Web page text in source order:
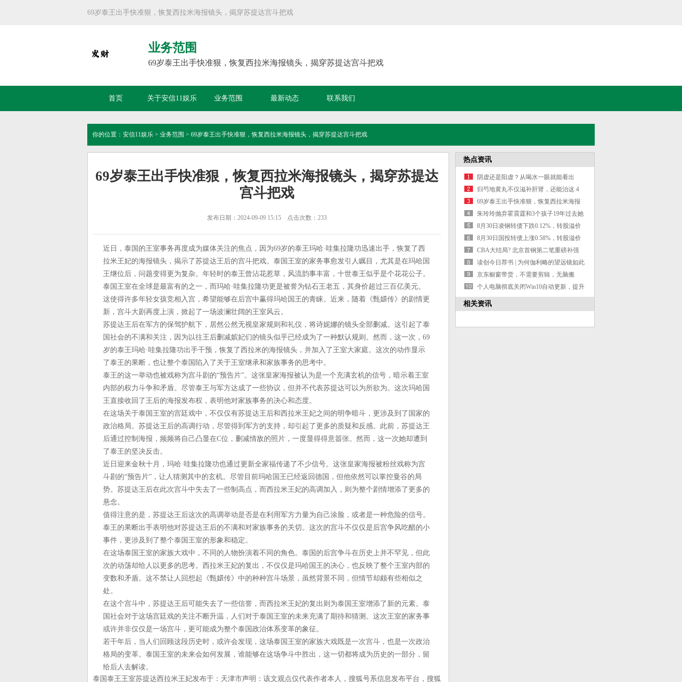
69岁泰王出手快准狠，恢复西拉米海报镜头，揭穿苏提达宫斗把戏
业务范围
69岁泰王出手快准狠，恢复西拉米海报镜头，揭穿苏提达宫斗把戏
首页 关于安信11娱乐 业务范围 最新动态 联系我们
你的位置： 安信11娱乐 > 业务范围 > 69岁泰王出手快准狠，恢复西拉米海报镜头，揭穿苏提达宫斗把戏
69岁泰王出手快准狠，恢复西拉米海报镜头，揭穿苏提达
宫斗把戏
发布日期：2024-09-09 15:15 点击次数：233
近日，泰国的王室事务再度成为媒体关注的焦点，因为69岁的泰王玛哈·哇集拉隆功迅速出手，恢复了西
拉米王妃的海报镜头，揭示了苏提达王后的宫斗把戏。泰国王室的家务事愈发引人瞩目，尤其是在玛哈国
王继位后，问题变得更为复杂。年轻时的泰王曾沾花惹草，风流韵事丰富，十世泰王似乎是个花花公子。
泰国王室在全球是最富有的之一，而玛哈·哇集拉隆功更是被誉为钻石王老五，其身价超过三百亿美元。
这使得许多年轻女孩竞相入宫，希望能够在后宫中赢得玛哈国王的青睐。近来，随着《甄嬛传》的剧情更
新，宫斗大剧再度上演，掀起了一场波澜壮阔的王室风云。
苏提达王后在军方的保驾护航下，居然公然无视皇家规则和礼仪，将诗妮娜的镜头全部删减。这引起了泰
国社会的不满和关注，因为以往王后删减嫔妃们的镜头似乎已经成为了一种默认规则。然而，这一次，69
岁的泰王玛哈·哇集拉隆功出手干预，恢复了西拉米的海报镜头，并加入了王室大家庭。这次的动作显示
了泰王的果断，也让整个泰国陷入了关于王室继承和家族事务的思考中。
泰王的这一举动也被戏称为宫斗剧的“预告片”。这张皇家海报被认为是一个充满玄机的信号，暗示着王室
内部的权力斗争和矛盾。尽管泰王与军方达成了一些协议，但并不代表苏提达可以为所欲为。这次玛哈国
王直接收回了王后的海报发布权，表明他对家族事务的决心和态度。
在这场关于泰国王室的宫廷戏中，不仅仅有苏提达王后和西拉米王妃之间的明争暗斗，更涉及到了国家的
政治格局。苏提达王后的高调行动，尽管得到军方的支持，却引起了更多的质疑和反感。此前，苏提达王
后通过控制海报，频频将自己凸显在C位，删减情敌的照片，一度显得得意嚣张。然而，这一次她却遭到
了泰王的坚决反击。
近日迎来金秋十月，玛哈·哇集拉隆功也通过更新全家福传递了不少信号。这张皇家海报被粉丝戏称为宫
斗剧的“预告片”，让人猜测其中的玄机。尽管目前玛哈国王已经返回德国，但他依然可以掌控曼谷的局
势。苏提达王后在此次宫斗中失去了一些制高点，而西拉米王妃的高调加入，则为整个剧情增添了更多的
悬念。
值得注意的是，苏提达王后这次的高调举动是否是在利用军方力量为自己涂脸，或者是一种危险的信号。
泰王的果断出手表明他对苏提达王后的不满和对家族事务的关切。这次的宫斗不仅仅是后宫争风吃醋的小
事件，更涉及到了整个泰国王室的形象和稳定。
在这场泰国王室的家族大戏中，不同的人物扮演着不同的角色。泰国的后宫争斗在历史上并不罕见，但此
次的动荡却给人以更多的思考。西拉米王妃的复出，不仅仅是玛哈国王的决心，也反映了整个王室内部的
变数和矛盾。这不禁让人回想起《甄嬛传》中的种种宫斗场景，虽然背景不同，但情节却颇有些相似之
处。
在这个宫斗中，苏提达王后可能失去了一些信誉，而西拉米王妃的复出则为泰国王室增添了新的元素。泰
国社会对于这场宫廷戏的关注不断升温，人们对于泰国王室的未来充满了期待和猜测。这次王室的家务事
或许并非仅仅是一场宫斗，更可能成为整个泰国政治体系变革的象征。
若干年后，当人们回顾这段历史时，或许会发现，这场泰国王室的家族大戏既是一次宫斗，也是一次政治
格局的变革。泰国王室的未来会如何发展，谁能够在这场争斗中胜出，这一切都将成为历史的一部分，留
给后人去解读。
泰国泰王王室苏提达西拉米王妃发布于：天津市声明：该文观点仅代表作者本人，搜狐号系信息发布平台，搜狐
热点资讯
阴虚还是阳虚？从喝水一眼就能看出
来，中医...
归芍地黄丸不仅滋补肝肾，还能治这 4
种病 1. 归芍地黄丸很多
69岁泰王出手快准狠，恢复西拉米海报
镜头，揭穿苏提达宫斗把戏
朱玲玲抛弃霍震霆和3个孩子19年过去她
迎来了自己的结局
8月30日凌钢转债下跌0.12%，转股溢价
率90.78%
8月30日国投转债上涨0.58%，转股溢价
率74.4%
CBA大结局? 北京首钢第二笔重磅补强
引进国手级别后卫全力争冠
读创今日荐书 | 为何伽利略的望远镜如此
重要？
京东橱窗带货，不需要剪辑，无脑搬
运，有手就会，单天最高产出3998
个人电脑彻底关闭Win10自动更新，提升
电脑运行速度
相关资讯